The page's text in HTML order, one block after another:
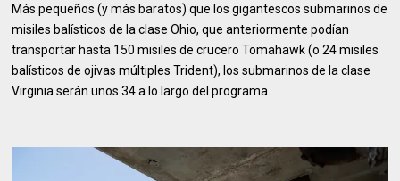
Más pequeños (y más baratos) que los gigantescos submarinos de
misiles balísticos de la clase Ohio, que anteriormente podían
transportar hasta 150 misiles de crucero Tomahawk (o 24 misiles
balísticos de ojivas múltiples Trident), los submarinos de la clase
Virginia serán unos 34 a lo largo del programa.